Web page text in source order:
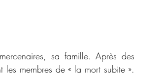
sa famille. Après des
membres de « la mort subite ».